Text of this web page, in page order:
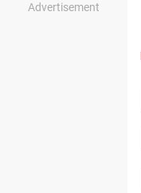
Advertisement